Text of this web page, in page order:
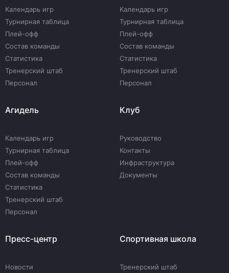
Календарь игр
Турнирная таблица
Плей-офф
Состав команды
Статистика
Тренерский штаб
Персонал
Календарь игр
Турнирная таблица
Плей-офф
Состав команды
Статистика
Тренерский штаб
Персонал
Агидель
Календарь игр
Турнирная таблица
Плей-офф
Состав команды
Статистика
Тренерский штаб
Персонал
Клуб
Руководство
Контакты
Инфраструктура
Документы
Пресс-центр
Новости
Спортивная школа
Тренерский штаб